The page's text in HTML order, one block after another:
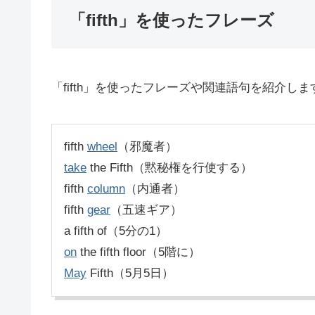
「fifth」を使ったフレーズ
「fifth」を使ったフレーズや関連語句を紹介しま
fifth wheel （邪魔者）
take the Fifth（黙秘権を行使する）
fifth column （内通者）
fifth gear （五速ギア）
a fifth of（5分の1）
on the fifth floor（5階に）
May Fifth（5月5日）